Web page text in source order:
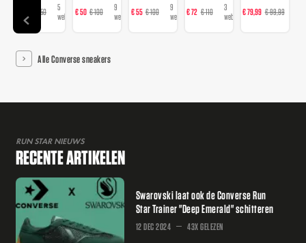
€ 150
5
webshops€ 50 € 100
9
webshops€ 55 € 100
9
webshops€ 72 € 110
3
webshops€ 79,99 € 99,99
Alle Converse sneakers
RUN STAR NIEUWS
RECENTE ARTIKELEN
Swarovski laat ook de Converse Run
Star Trainer "Deep Emerald" schitteren
12 DEC 2024 43X GELEZEN